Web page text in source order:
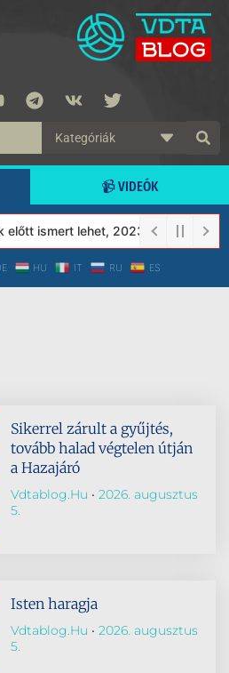
📹 VIDEÓK
ismert lehet, 2023-tól a Védett
HU IT RU ES
Sikerrel zárult a gyűjtés,
tovább halad végtelen útján
a Hazajáró
Vdtablog.hu
2026. augusztus
5.
Isten haragja
Vdtablog.hu
2026. augusztus
5.